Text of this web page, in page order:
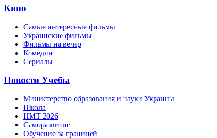
Кино
Самые интересные фильмы
Украинские фильмы
Фильмы на вечер
Комедии
Сериалы
Новости Учебы
Министерство образования и науки Украины
Школа
НМТ 2026
Саморазвитие
Обучение за границей